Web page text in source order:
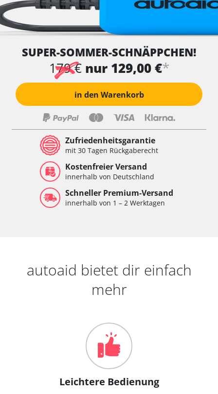
SUPER-SOMMER-SCHNÄPPCHEN!
179 € nur 129,00 €*
in den Warenkorb
Zufriedenheitsgarantie
mit 30 Tagen Rückgaberecht
Kostenfreier Versand
innerhalb von Deutschland
Schneller Premium-Versand
innerhalb von 1 – 2 Werktagen
autoaid bietet dir einfach
mehr
Leichtere Bedienung